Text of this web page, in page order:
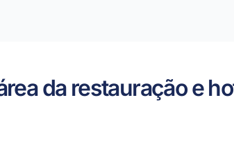
da restauração e